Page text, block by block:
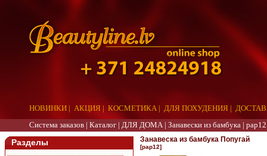
НОВИНКИ | АКЦИЯ | КОСМЕТИКА | ДЛЯ ПОХУДЕНИЯ |
Система заказов | Каталог | ДЛЯ ДОМА | Занавески из бамбука | pap12
Разделы Занавеска из бамбука Попугай
[pap12]